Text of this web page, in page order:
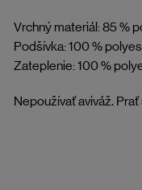
Vrchný materiál: 85 %
Podšívka: 100 %
Zateplenie: 100 %
Nepoužívať aviváž.